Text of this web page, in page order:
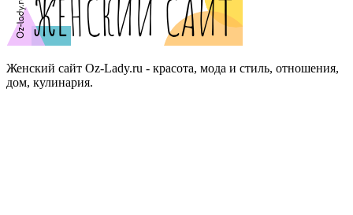
Женский сайт Oz-Lady.ru - красота, мода и стиль, отношения,
дом, кулинария.